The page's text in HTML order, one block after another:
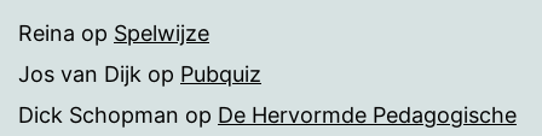
Reina op Spelwijze
Jos van Dijk op Pubquiz
Dick Schopman op De Hervormde Pedagogische